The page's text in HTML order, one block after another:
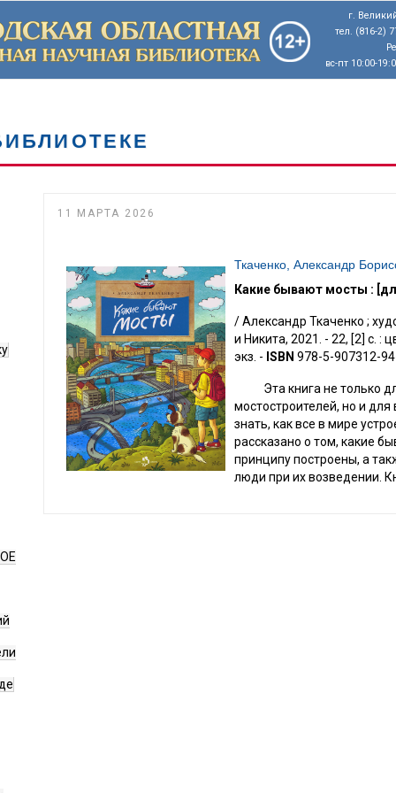
г.
тел. (816-2)
вс-пт 10:00-
11 МАРТА 2026
Ткаченко, Александр
Какие бывают мосты :
/ Александр Ткаченко ;
и Никита, 2021. - 22, [2] с. :
экз. - ISBN 978-5-907312-
Эта книга не только
мостостроителей, но и
знать, как все в мире
рассказано о том, какие
принципу построены, а
люди при их возведении.